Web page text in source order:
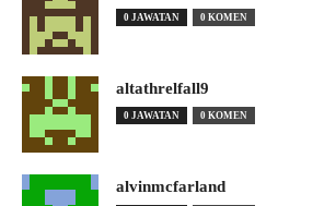
0 JAWATAN 0 KOMEN
altathrelfall9
0 JAWATAN 0 KOMEN
alvinmcfarland